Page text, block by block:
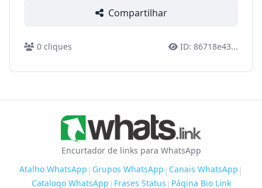
Compartilhar
0 cliques ID: 86718e43...
Encurtador de links para WhatsApp
Atalho WhatsApp | Grupos WhatsApp | Canais WhatsApp |
Catalogo WhatsApp | Frases Status | Página Bio Link